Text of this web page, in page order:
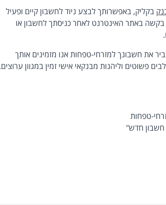
בקליק, באפשרותך לבצע ניוד לחשבון קיים ופעיל
בקשה באתר האינטרנט לאחר כניסתך לחשבון או
את חשבונך למזרחי-טפחות אנו מזמינים אותך
טפחות
חדש"